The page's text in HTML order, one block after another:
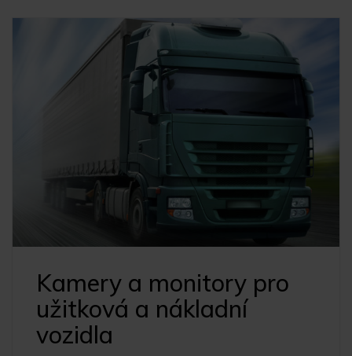
Kamery a monitory pro
užitková a nákladní
vozidla